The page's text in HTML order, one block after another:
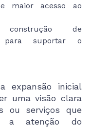
maior acesso ao
de
para suportar o
expansão inicial
uma visão clara
ou serviços que
a atenção do